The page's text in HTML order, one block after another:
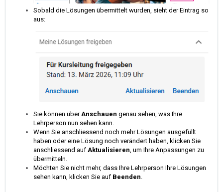
Sobald die Lösungen übermittelt wurden, sieht der Eintrag so
aus:
Sie können über Anschauen genau sehen, was Ihre
Lehrperson nun sehen kann.
Wenn Sie anschliessend noch mehr Lösungen ausgefüllt
haben oder eine Lösung noch verändert haben, klicken Sie
anschliessend auf Aktualisieren , um Ihre Anpassungen zu
übermitteln.
Möchten Sie nicht mehr, dass Ihre Lehrperson Ihre Lösungen
sehen kann, klicken Sie auf Beenden